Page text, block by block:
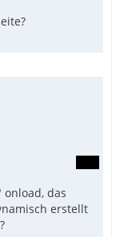
das
erstellt